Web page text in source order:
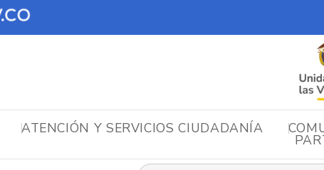
ATENCIÓN Y SERVICIOS CIUDADANÍA